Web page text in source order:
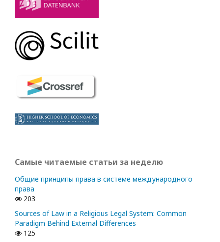
Самые читаемые статьи за неделю
Общие принципы права в системе международного
права
203
Sources of Law in a Religious Legal System: Common
Paradigm Behind External Differences
125